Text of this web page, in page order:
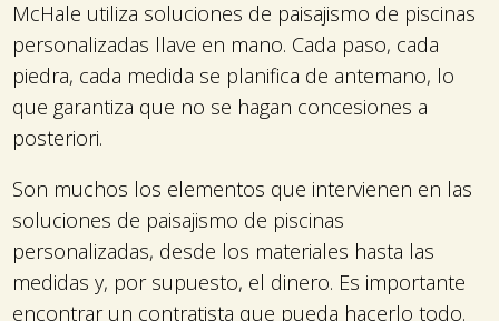
McHale utiliza soluciones de paisajismo de piscinas
personalizadas llave en mano. Cada paso, cada
piedra, cada medida se planifica de antemano, lo
que garantiza que no se hagan concesiones a
posteriori.
Son muchos los elementos que intervienen en las
soluciones de paisajismo de piscinas
personalizadas, desde los materiales hasta las
medidas y, por supuesto, el dinero. Es importante
encontrar un contratista que pueda hacerlo todo.